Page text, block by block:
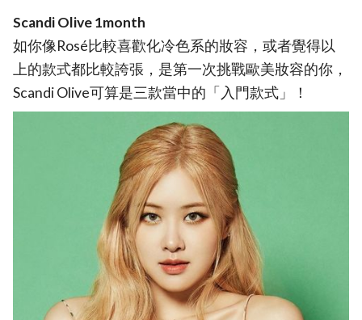
Scandi Olive 1month
如你像Rosé比較喜歡化冷色系的妝容，或者覺得以
上的款式都比較誇張，是第一次挑戰歐美妝容的你，
Scandi Olive可算是三款當中的「入門款式」！